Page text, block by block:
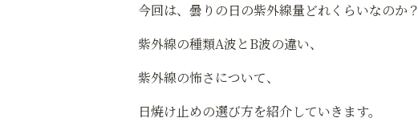
今回は、曇りの日の紫外線量どれくらいなのか？
紫外線の種類A波とB波の違い、
紫外線の怖さについて、
日焼け止めの選び方を紹介していきます。